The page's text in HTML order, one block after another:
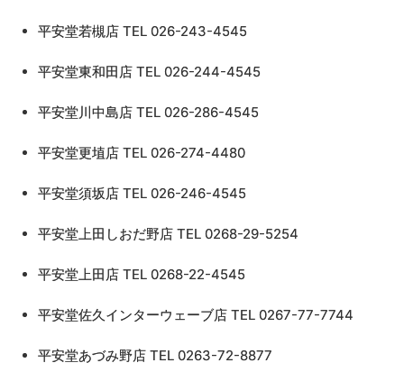
平安堂若槻店 TEL 026-243-4545
平安堂東和田店 TEL 026-244-4545
平安堂川中島店 TEL 026-286-4545
平安堂更埴店 TEL 026-274-4480
平安堂須坂店 TEL 026-246-4545
平安堂上田しおだ野店 TEL 0268-29-5254
平安堂上田店 TEL 0268-22-4545
平安堂佐久インターウェーブ店 TEL 0267-77-7744
平安堂あづみ野店 TEL 0263-72-8877